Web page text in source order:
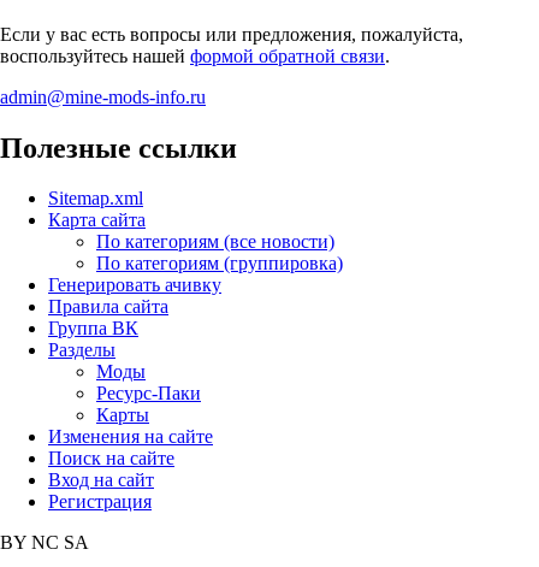
Если у вас есть вопросы или предложения, пожалуйста,
воспользуйтесь нашей формой обратной связи.
admin@mine-mods-info.ru
Полезные ссылки
Sitemap.xml
Карта сайта
По категориям (все новости)
По категориям (группировка)
Генерировать ачивку
Правила сайта
Группа ВК
Разделы
Моды
Ресурс-Паки
Карты
Изменения на сайте
Поиск на сайте
Вход на сайт
Регистрация
BY NC SA